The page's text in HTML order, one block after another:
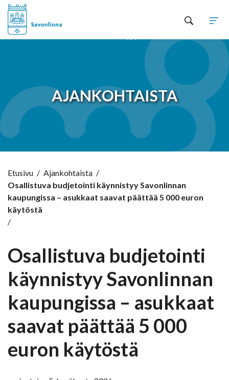
AJANKOHTAISTA
Etusivu / Ajankohtaista /
Osallistuva budjetointi käynnistyy Savonlinnan
kaupungissa – asukkaat saavat päättää 5 000 euron
käytöstä
/
Osallistuva budjetointi
käynnistyy Savonlinnan
kaupungissa – asukkaat
saavat päättää 5 000
euron käytöstä